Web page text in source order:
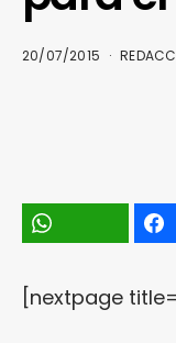
20/07/2015
[nextpage